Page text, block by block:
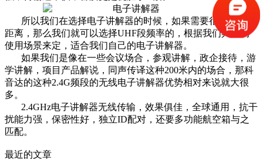
所以我们在选择电子讲解器的时候，如果需要很长的传输
距离，那么我们就可以选择UHF段频率的，根据我们具体的
使用场景来定，适合我们自己的电子讲解器。
如果我们是像在一些会议场合，参观讲解，政企接待，游
学讲解，项目产品解说，同声传译这种200米内的场合，那科
音达的这种2.4G频段的无线电子讲解器优势相对来说就大很
多。
2.4GHz电子讲解器无线传输，效果俱佳，全球通用，抗干
扰能力强，保密性好，独立ID配对，还要多功能航空箱与之
匹配。
最近的文章